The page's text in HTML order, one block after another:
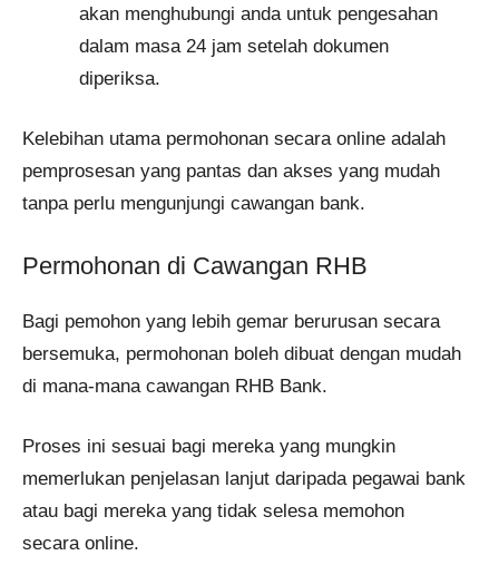
akan menghubungi anda untuk pengesahan
dalam masa 24 jam setelah dokumen
diperiksa.
Kelebihan utama permohonan secara online adalah
pemprosesan yang pantas dan akses yang mudah
tanpa perlu mengunjungi cawangan bank.
Permohonan di Cawangan RHB
Bagi pemohon yang lebih gemar berurusan secara
bersemuka, permohonan boleh dibuat dengan mudah
di mana-mana cawangan RHB Bank.
Proses ini sesuai bagi mereka yang mungkin
memerlukan penjelasan lanjut daripada pegawai bank
atau bagi mereka yang tidak selesa memohon
secara online.